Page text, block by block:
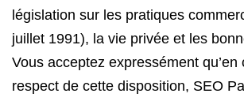
législation sur les pratiques
juillet 1991), la vie privée et les
Vous acceptez expressément qu’en
respect de cette disposition, SEO